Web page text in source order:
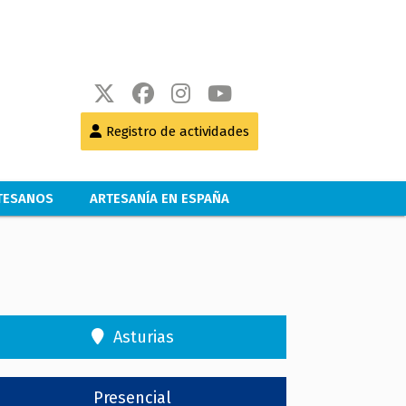
Registro de actividades
ARTESANÍA EN ESPAÑA
Asturias
Presencial